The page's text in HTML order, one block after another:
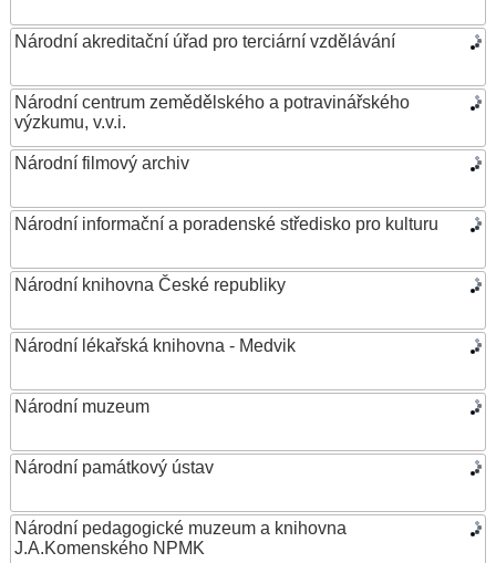
Národní akreditační úřad pro terciární vzdělávání
Národní centrum zemědělského a potravinářského
výzkumu, v.v.i.
Národní filmový archiv
Národní informační a poradenské středisko pro kulturu
Národní knihovna České republiky
Národní lékařská knihovna - Medvik
Národní muzeum
Národní památkový ústav
Národní pedagogické muzeum a knihovna
J.A.Komenského NPMK